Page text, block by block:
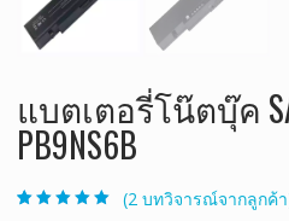
แบตเตอรี่โน๊ตบุ๊ค
PB9NS6B
(2 บทวิจารณ์จากลูกค้